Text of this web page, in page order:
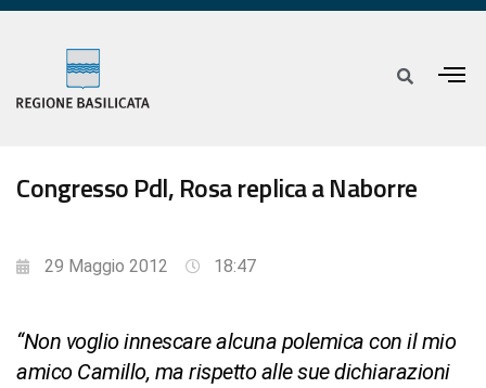
Congresso Pdl, Rosa replica a Naborre
29 Maggio 2012 18:47
“Non voglio innescare alcuna polemica con il mio
amico Camillo, ma rispetto alle sue dichiarazioni